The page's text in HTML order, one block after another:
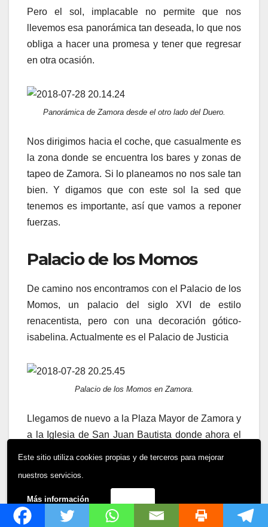
Este sitio utiliza cookies propias y de terceros para mejorar
nuestros servicios.
Más información
Pero el sol, implacable no permite que nos
llevemos esa panorámica tan deseada, lo que nos
obliga a hacer una promesa y tener que regresar
en otra ocasión.
Panorámica de Zamora desde el otro lado del Duero.
Nos dirigimos hacia el coche, que casualmente es
la zona donde se encuentra los bares y zonas de
tapeo de Zamora. Si lo planeamos no nos sale tan
bien. Y digamos que con este sol la sed que
tenemos es importante, así que vamos a reponer
fuerzas.
Palacio de los Momos
De camino nos encontramos con el Palacio de los
Momos, un palacio del siglo XVI de estilo
renacentista, pero con una decoración gótico-
isabelina. Actualmente es el Palacio de Justicia
Palacio de los Momos en Zamora.
Llegamos de nuevo a la Plaza Mayor de Zamora y
a la Iglesia de San Juan Bautista donde ahora el
Zamorana.